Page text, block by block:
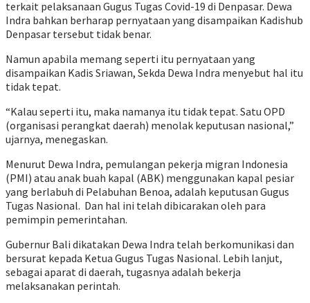
terkait pelaksanaan Gugus Tugas Covid-19 di Denpasar. Dewa
Indra bahkan berharap pernyataan yang disampaikan Kadishub
Denpasar tersebut tidak benar.
Namun apabila memang seperti itu pernyataan yang
disampaikan Kadis Sriawan, Sekda Dewa Indra menyebut hal itu
tidak tepat.
“Kalau seperti itu, maka namanya itu tidak tepat. Satu OPD
(organisasi perangkat daerah) menolak keputusan nasional,”
ujarnya, menegaskan.
Menurut Dewa Indra, pemulangan pekerja migran Indonesia
(PMI) atau anak buah kapal (ABK) menggunakan kapal pesiar
yang berlabuh di Pelabuhan Benoa, adalah keputusan Gugus
Tugas Nasional. Dan hal ini telah dibicarakan oleh para
pemimpin pemerintahan.
Gubernur Bali dikatakan Dewa Indra telah berkomunikasi dan
bersurat kepada Ketua Gugus Tugas Nasional. Lebih lanjut,
sebagai aparat di daerah, tugasnya adalah bekerja
melaksanakan perintah.